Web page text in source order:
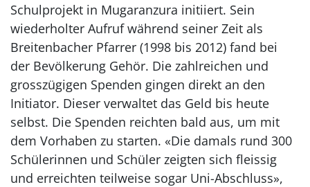
Schulprojekt in Mugaranzura initiiert. Sein
wiederholter Aufruf während seiner Zeit als
Breitenbacher Pfarrer (1998 bis 2012) fand bei
der Bevölkerung Gehör. Die zahlreichen und
grosszügigen Spenden gingen direkt an den
Initiator. Dieser verwaltet das Geld bis heute
selbst. Die Spenden reichten bald aus, um mit
dem Vorhaben zu starten. «Die damals rund 300
Schülerinnen und Schüler zeigten sich fleissig
und erreichten teilweise sogar Uni-Abschluss»,